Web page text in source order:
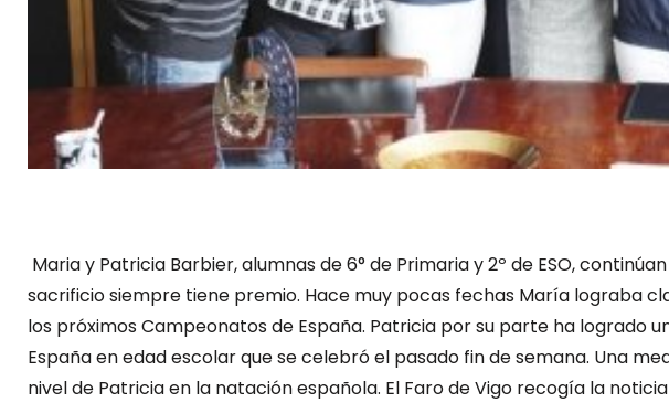
Maria y Patricia Barbier, alumnas de 6° de Primaria y 2º de ESO,
sacrificio siempre tiene premio. Hace muy pocas fechas María lograba
los próximos Campeonatos de España. Patricia por su parte ha logrado
España en edad escolar que se celebró el pasado fin de semana. Una
nivel de Patricia en la natación española. El Faro de Vigo recogía la